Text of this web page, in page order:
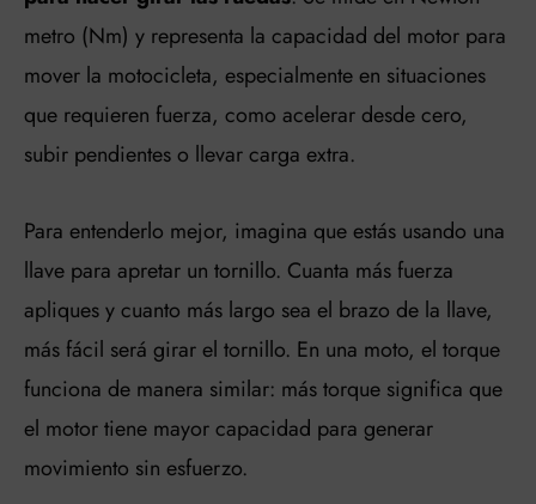
metro (Nm) y representa la capacidad del motor para
mover la motocicleta, especialmente en situaciones
que requieren fuerza, como acelerar desde cero,
subir pendientes o llevar carga extra.
Para entenderlo mejor, imagina que estás usando una
llave para apretar un tornillo. Cuanta más fuerza
apliques y cuanto más largo sea el brazo de la llave,
más fácil será girar el tornillo. En una moto, el torque
funciona de manera similar: más torque significa que
el motor tiene mayor capacidad para generar
movimiento sin esfuerzo.